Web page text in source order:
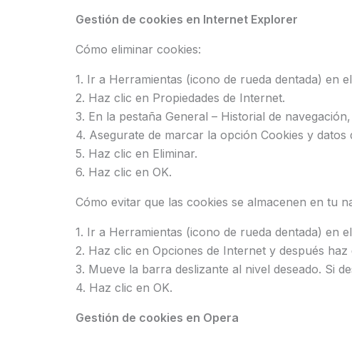
Gestión de cookies en Internet Explorer
Cómo eliminar cookies:
1. Ir a Herramientas (icono de rueda dentada) en
2. Haz clic en Propiedades de Internet.
3. En la pestaña General – Historial de
4. Asegurate de marcar la opción Cookies y datos
5. Haz clic en Eliminar.
6. Haz clic en OK.
Cómo evitar que las cookies se almacenen en tu
1. Ir a Herramientas (icono de rueda dentada) en
2. Haz clic en Opciones de Internet y después
3. Mueve la barra deslizante al nivel deseado. Si
4. Haz clic en OK.
Gestión de cookies en Opera